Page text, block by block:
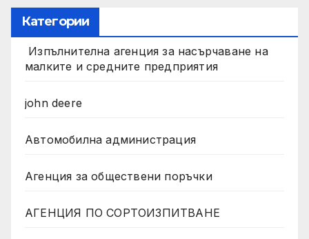
Категории
Изпълнителна агенция за насърчаване на
малките и средните предприятия
john deere
Автомобилна администрация
Агенция за обществени поръчки
АГЕНЦИЯ ПО СОРТОИЗПИТВАНЕ